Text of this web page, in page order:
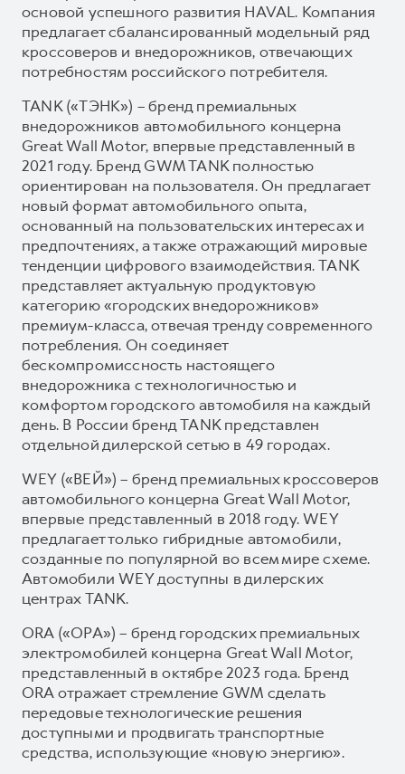
основой успешного развития HAVAL. Компания
предлагает сбалансированный модельный ряд
кроссоверов и внедорожников, отвечающих
потребностям российского потребителя.
TANK («ТЭНК») – бренд премиальных
внедорожников автомобильного концерна
Great Wall Motor, впервые представленный в
2021 году. Бренд GWM TANK полностью
ориентирован на пользователя. Он предлагает
новый формат автомобильного опыта,
основанный на пользовательских интересах и
предпочтениях, а также отражающий мировые
тенденции цифрового взаимодействия. TANK
представляет актуальную продуктовую
категорию «городских внедорожников»
премиум-класса, отвечая тренду современного
потребления. Он соединяет
бескомпромиссность настоящего
внедорожника с технологичностью и
комфортом городского автомобиля на каждый
день. В России бренд TANK представлен
отдельной дилерской сетью в 49 городах.
WEY («ВЕЙ») – бренд премиальных кроссоверов
автомобильного концерна Great Wall Motor,
впервые представленный в 2018 году. WEY
предлагает только гибридные автомобили,
созданные по популярной во всем мире схеме.
Автомобили WEY доступны в дилерских
центрах TANK.
ORA («ОРА») – бренд городских премиальных
электромобилей концерна Great Wall Motor,
представленный в октябре 2023 года. Бренд
ORA отражает стремление GWM сделать
передовые технологические решения
доступными и продвигать транспортные
средства, использующие «новую энергию».